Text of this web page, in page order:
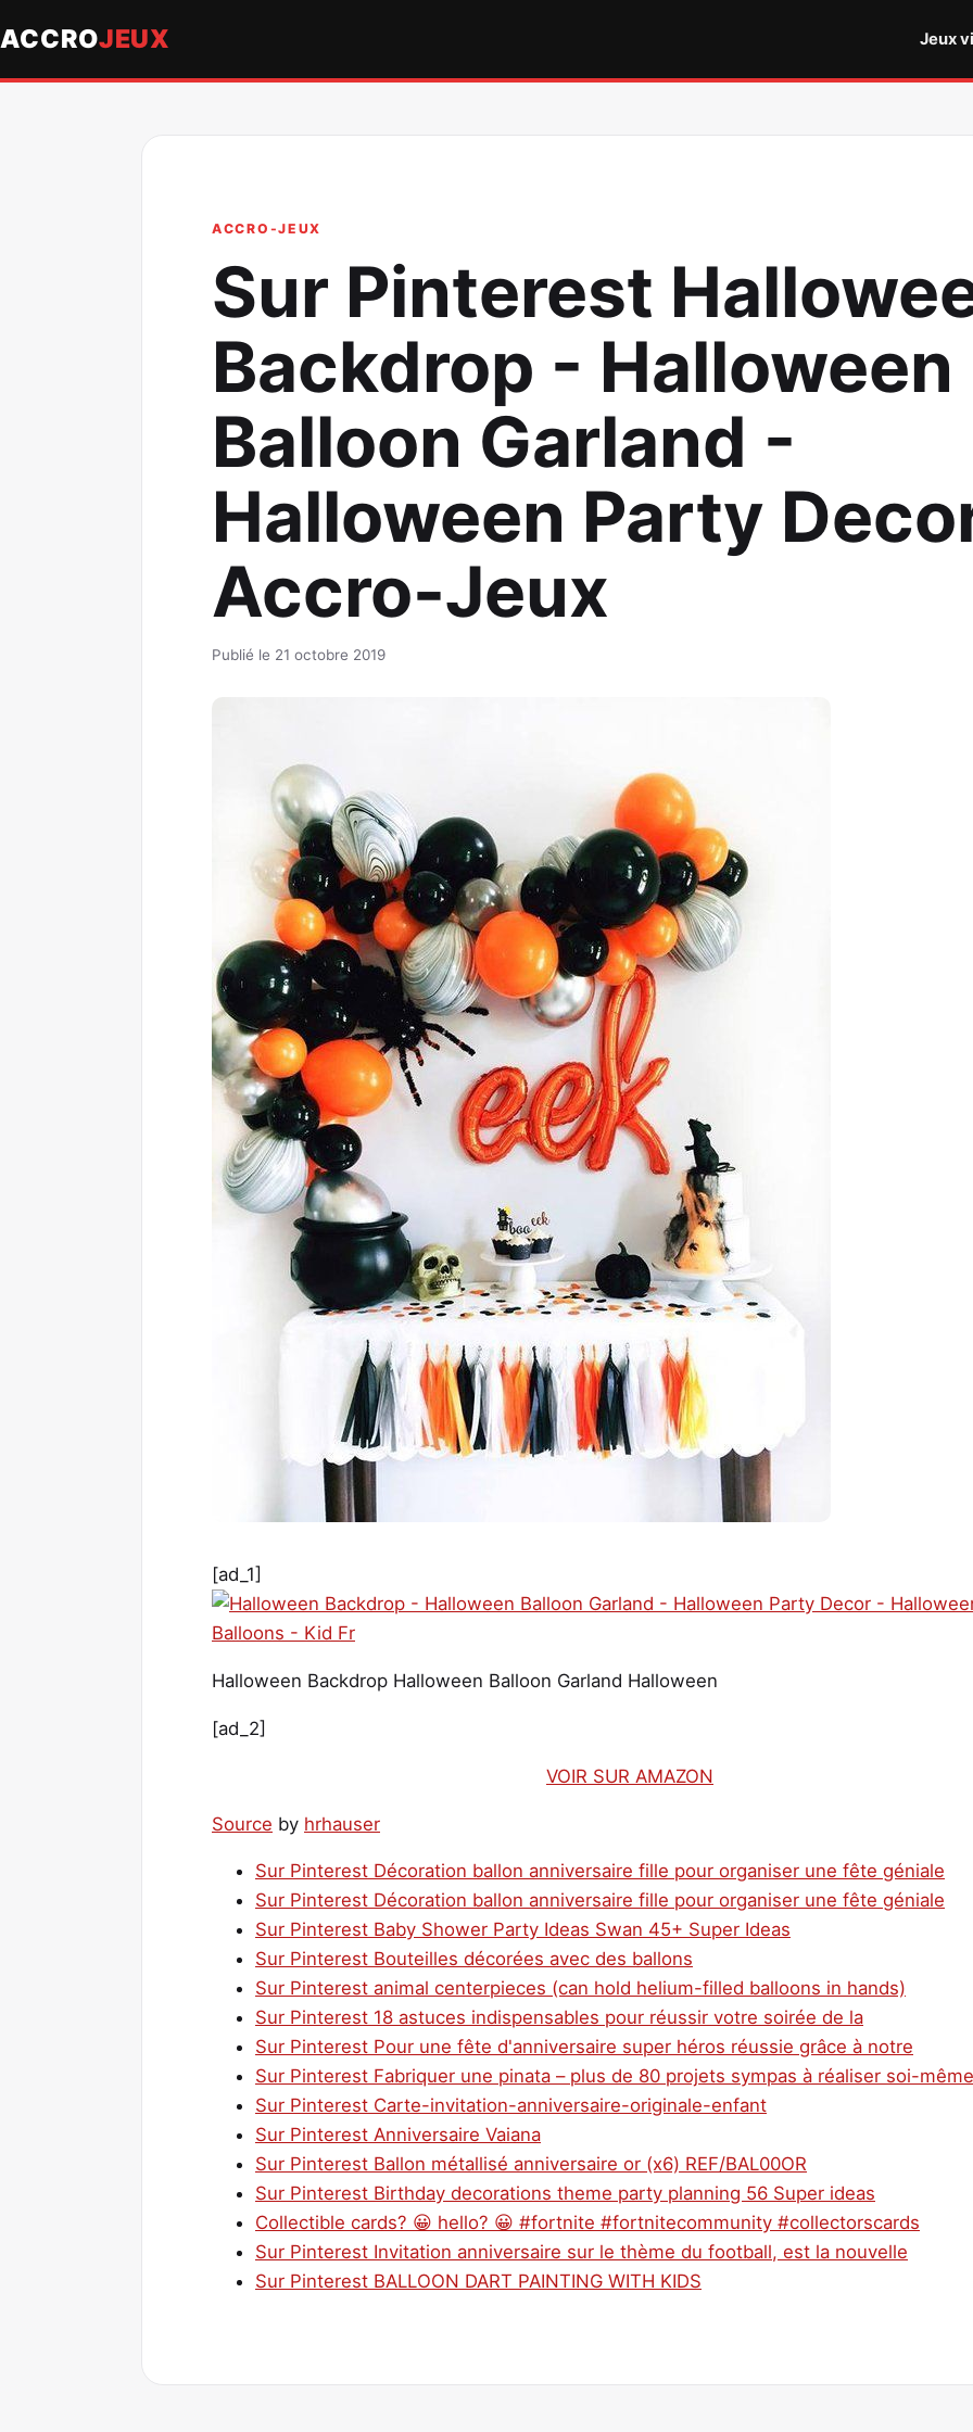
ACCROJEUX Jeux
ACCRO-JEUX
Sur Pinterest
Backdrop - Halloween
Balloon Garland -
Halloween Party
Accro-Jeux
Publié le 21 octobre 2019
[ad_1]
Halloween Backdrop Halloween Balloon Garland Halloween
[ad_2]
VOIR SUR AMAZON
Source by hrhauser
Sur Pinterest Décoration ballon anniversaire fille pour organiser une fête géniale
Sur Pinterest Décoration ballon anniversaire fille pour organiser une fête géniale
Sur Pinterest Baby Shower Party Ideas Swan 45+ Super Ideas
Sur Pinterest Bouteilles décorées avec des ballons
Sur Pinterest animal centerpieces (can hold helium-filled balloons in hands)
Sur Pinterest 18 astuces indispensables pour réussir votre soirée de la
Sur Pinterest Pour une fête d'anniversaire super héros réussie grâce à notre
Sur Pinterest Fabriquer une pinata – plus de 80 projets sympas à réaliser soi-même
Sur Pinterest Carte-invitation-anniversaire-originale-enfant
Sur Pinterest Anniversaire Vaiana
Sur Pinterest Ballon métallisé anniversaire or (x6) REF/BAL00OR
Sur Pinterest Birthday decorations theme party planning 56 Super ideas
Collectible cards? 😀 hello? 😀 #fortnite #fortnitecommunity #collectorscards
Sur Pinterest Invitation anniversaire sur le thème du football, est la nouvelle
Sur Pinterest BALLOON DART PAINTING WITH KIDS